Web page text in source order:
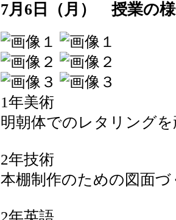
7月6日（月） 授業の
1年美術
明朝体でのレタリング
2年技術
本棚制作のための図面
2年英語